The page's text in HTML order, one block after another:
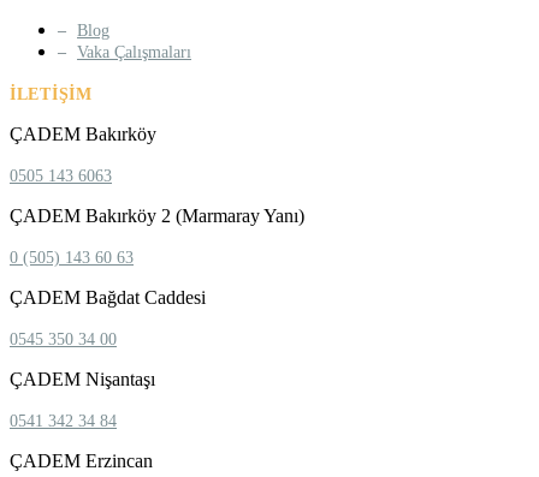
Blog
Vaka Çalışmaları
İLETIŞIM
ÇADEM Bakırköy
0505 143 6063
ÇADEM Bakırköy 2 (Marmaray Yanı)
0 (505) 143 60 63
ÇADEM Bağdat Caddesi
0545 350 34 00
ÇADEM Nişantaşı
0541 342 34 84
ÇADEM Erzincan